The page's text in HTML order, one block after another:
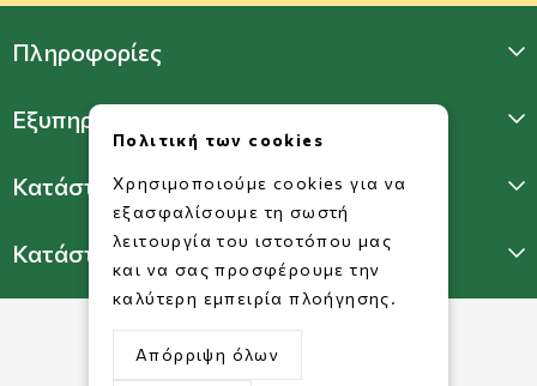
Πληροφορίες
Εξυπηρέτηση Πελατών
Κατάστημα Γλυφάδας
Κατάστημα Πατησίων
Πολιτική των cookies
Χρησιμοποιούμε cookies για να
εξασφαλίσουμε τη σωστή
λειτουργία του ιστοτόπου μας
και να σας προσφέρουμε την
καλύτερη εμπειρία πλοήγησης.
Απόρριψη όλων